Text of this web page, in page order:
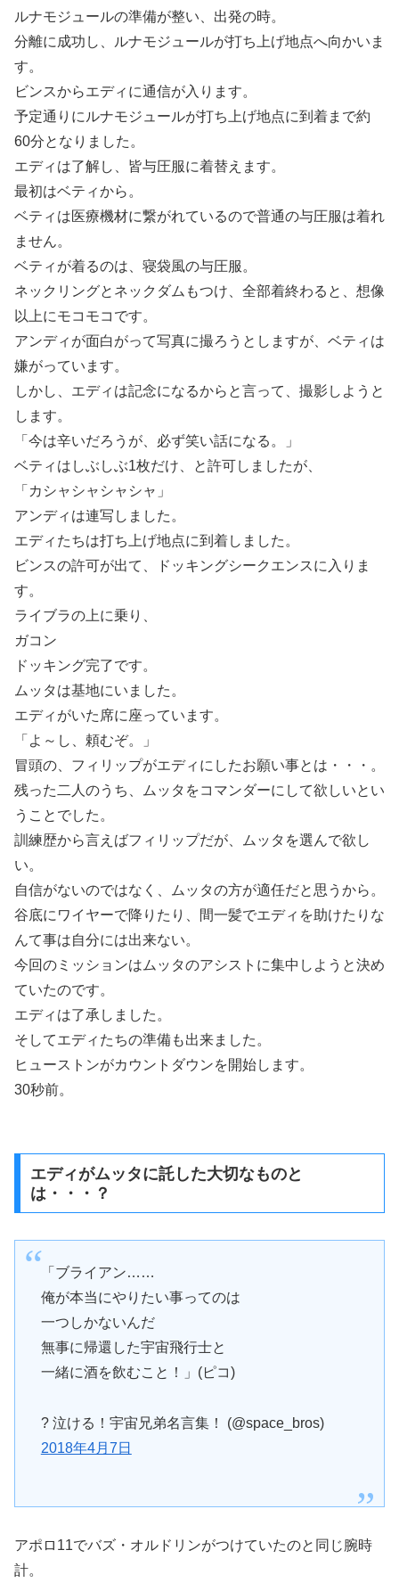
ルナモジュールの準備が整い、出発の時。
分離に成功し、ルナモジュールが打ち上げ地点へ向かいま
す。
ビンスからエディに通信が入ります。
予定通りにルナモジュールが打ち上げ地点に到着まで約
60分となりました。
エディは了解し、皆与圧服に着替えます。
最初はベティから。
ベティは医療機材に繋がれているので普通の与圧服は着れ
ません。
ベティが着るのは、寝袋風の与圧服。
ネックリングとネックダムもつけ、全部着終わると、想像
以上にモコモコです。
アンディが面白がって写真に撮ろうとしますが、ベティは
嫌がっています。
しかし、エディは記念になるからと言って、撮影しようと
します。
「今は辛いだろうが、必ず笑い話になる。」
ベティはしぶしぶ1枚だけ、と許可しましたが、
「カシャシャシャシャ」
アンディは連写しました。
エディたちは打ち上げ地点に到着しました。
ビンスの許可が出て、ドッキングシークエンスに入りま
す。
ライブラの上に乗り、
ガコン
ドッキング完了です。
ムッタは基地にいました。
エディがいた席に座っています。
「よ～し、頼むぞ。」
冒頭の、フィリップがエディにしたお願い事とは・・・。
残った二人のうち、ムッタをコマンダーにして欲しいとい
うことでした。
訓練歴から言えばフィリップだが、ムッタを選んで欲し
い。
自信がないのではなく、ムッタの方が適任だと思うから。
谷底にワイヤーで降りたり、間一髪でエディを助けたりな
んて事は自分には出来ない。
今回のミッションはムッタのアシストに集中しようと決め
ていたのです。
エディは了承しました。
そしてエディたちの準備も出来ました。
ヒューストンがカウントダウンを開始します。
30秒前。
エディがムッタに託した大切なものと
は・・・？
「ブライアン……
俺が本当にやりたい事ってのは
一つしかないんだ
無事に帰還した宇宙飛行士と
一緒に酒を飲むこと！」(ピコ)
? 泣ける！宇宙兄弟名言集！ (@space_bros)
2018年4月7日
アポロ11でバズ・オルドリンがつけていたのと同じ腕時
計。